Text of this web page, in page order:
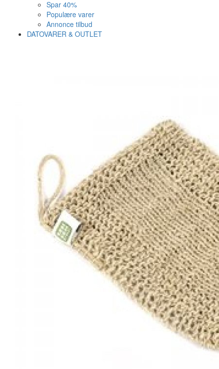
Spar 40%
Populære varer
Annonce tilbud
DATOVARER & OUTLET
New Nordic Hair Volume Mega Strength 60 tabl.
398,95 kr.
Læg i kurv